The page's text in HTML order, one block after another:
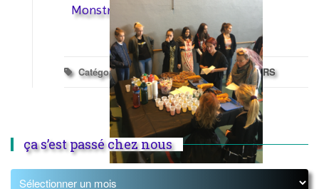
Monstrueusement vôtre !
Catégories : Halloween,SECTEUR LOISIRS
ça s’est passé chez nous